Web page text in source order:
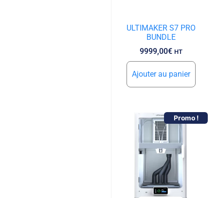
ULTIMAKER S7 PRO
BUNDLE
9999,00€ HT
Ajouter au panier
Promo !